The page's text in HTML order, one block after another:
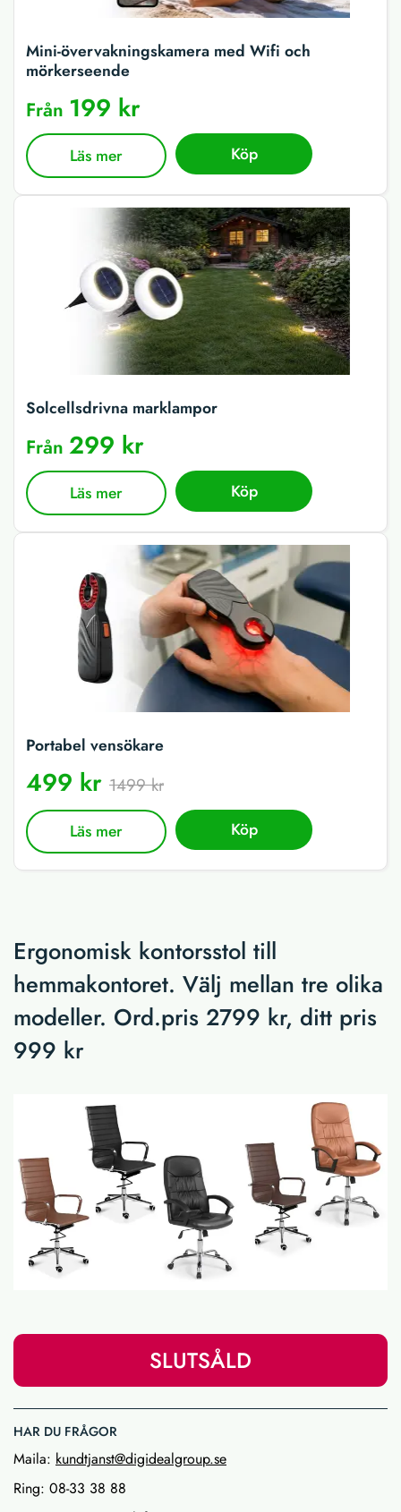
Mini-övervakningskamera med Wifi och
mörkerseende
Från 199 kr
Läs mer Köp
Solcellsdrivna marklampor
Från 299 kr
Läs mer Köp
Portabel vensökare
499 kr 1499 kr
Läs mer Köp
Ergonomisk kontorsstol till
hemmakontoret. Välj mellan tre olika
modeller. Ord.pris 2799 kr, ditt pris
999 kr
SLUTSÅLD
HAR DU FRÅGOR
Maila: kundtjanst@digidealgroup.se
Ring: 08-33 38 88